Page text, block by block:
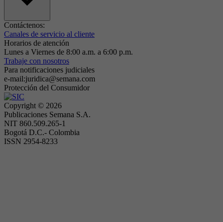
Contáctenos:
Canales de servicio al cliente
Horarios de atención
Lunes a Viernes de 8:00 a.m. a 6:00 p.m.
Trabaje con nosotros
Para notificaciones judiciales
e-mail:juridica@semana.com
Protección del Consumidor
Copyright © 2026
Publicaciones Semana S.A.
NIT 860.509.265-1
Bogotá D.C.- Colombia
ISSN 2954-8233